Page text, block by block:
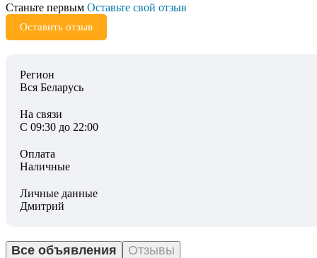
Станьте первым Оставьте свой отзыв
Оставить отзыв
Регион
Вся Беларусь
На связи
С 09:30 до 22:00
Оплата
Наличные
Личные данные
Дмитрий
Все объявления Отзывы